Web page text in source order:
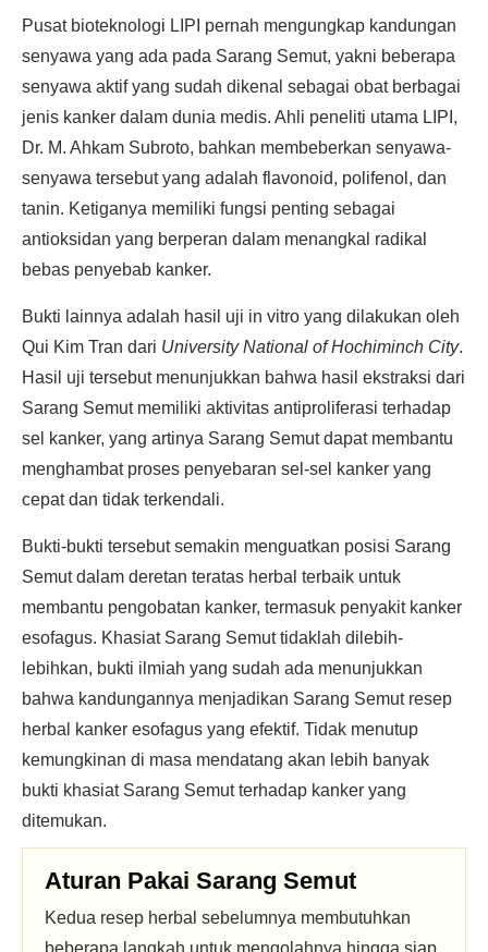
Pusat bioteknologi LIPI pernah mengungkap kandungan
senyawa yang ada pada Sarang Semut, yakni beberapa
senyawa aktif yang sudah dikenal sebagai obat berbagai
jenis kanker dalam dunia medis. Ahli peneliti utama LIPI,
Dr. M. Ahkam Subroto, bahkan membeberkan senyawa-
senyawa tersebut yang adalah flavonoid, polifenol, dan
tanin. Ketiganya memiliki fungsi penting sebagai
antioksidan yang berperan dalam menangkal radikal
bebas penyebab kanker.
Bukti lainnya adalah hasil uji in vitro yang dilakukan oleh
Qui Kim Tran dari University National of Hochiminch City.
Hasil uji tersebut menunjukkan bahwa hasil ekstraksi dari
Sarang Semut memiliki aktivitas antiproliferasi terhadap
sel kanker, yang artinya Sarang Semut dapat membantu
menghambat proses penyebaran sel-sel kanker yang
cepat dan tidak terkendali.
Bukti-bukti tersebut semakin menguatkan posisi Sarang
Semut dalam deretan teratas herbal terbaik untuk
membantu pengobatan kanker, termasuk penyakit kanker
esofagus. Khasiat Sarang Semut tidaklah dilebih-
lebihkan, bukti ilmiah yang sudah ada menunjukkan
bahwa kandungannya menjadikan Sarang Semut resep
herbal kanker esofagus yang efektif. Tidak menutup
kemungkinan di masa mendatang akan lebih banyak
bukti khasiat Sarang Semut terhadap kanker yang
ditemukan.
Aturan Pakai Sarang Semut
Kedua resep herbal sebelumnya membutuhkan
beberapa langkah untuk mengolahnya hingga siap